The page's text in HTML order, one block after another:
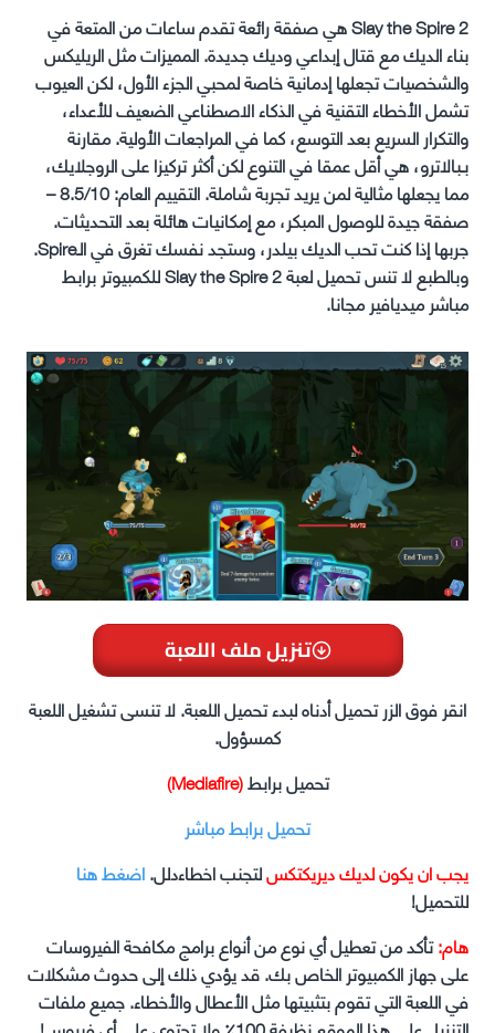
Slay the Spire 2 هي صفقة رائعة تقدم ساعات من المتعة في
بناء الديك مع قتال إبداعي وديك جديدة. المميزات مثل الريليكس
والشخصيات تجعلها إدمانية خاصة لمحبي الجزء الأول، لكن العيوب
تشمل الأخطاء التقنية في الذكاء الاصطناعي الضعيف للأعداء،
والتكرار السريع بعد التوسع، كما في المراجعات الأولية. مقارنة
بـبالاترو، هي أقل عمقا في التنوع لكن أكثر تركيزا على الروجلايك،
مما يجعلها مثالية لمن يريد تجربة شاملة. التقييم العام: 8.5/10 –
صفقة جيدة للوصول المبكر، مع إمكانيات هائلة بعد التحديثات.
جربها إذا كنت تحب الديك بيلدر، وستجد نفسك تغرق في الـSpire.
وبالطبع لا تنس تحميل لعبة Slay the Spire 2 للكمبيوتر برابط
مباشر ميديافير مجانا.
تنزيل ملف اللعبة
انقر فوق الزر تحميل أدناه لبدء تحميل اللعبة. لا تنسى تشغيل اللعبة
كمسؤول.
تحميل برابط(Mediafire)
تحميل برابط مباشر
يجب ان يكون لديك ديريكتكسلتجنب اخطاءدلل.اضغط هنا
للتحميل!
هام:تأكد من تعطيل أي نوع من أنواع برامج مكافحة الفيروسات
على جهاز الكمبيوتر الخاص بك. قد يؤدي ذلك إلى حدوث مشكلات
في اللعبة التي تقوم بتثبيتها مثل الأعطال والأخطاء. جميع ملفات